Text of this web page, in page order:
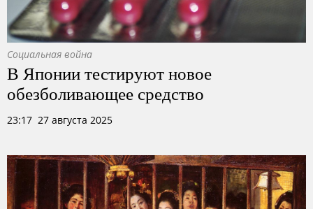
Социальная война
В Японии тестируют новое
обезболивающее средство
23:17 27 августа 2025